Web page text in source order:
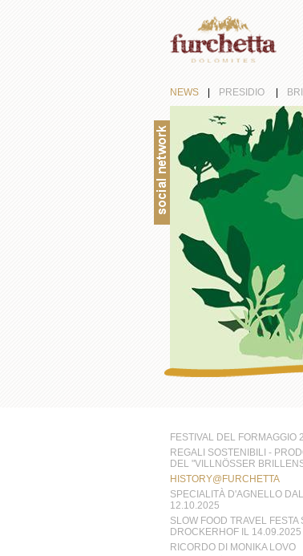
NEWS PRESIDIO
FESTIVAL DEL FORMAGGIO
REGALI SOSTENIBILI -
DEL "VILLNÖSSER
HISTORY@FURCHETTA
SPECIALITÀ D'AGNELLO
12.10.2025
SLOW FOOD TRAVEL FESTA
DROCKERHOF IL 14.09.2025
RICORDO DI MONIKA LOVO